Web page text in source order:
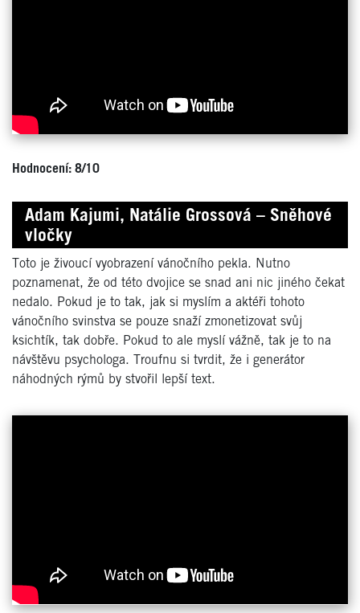
Hodnocení: 8/10
Adam Kajumi, Natálie Grossová – Sněhové
vločky
Toto je živoucí vyobrazení vánočního pekla. Nutno
poznamenat, že od této dvojice se snad ani nic jiného čekat
nedalo. Pokud je to tak, jak si myslím a aktéři tohoto
vánočního svinstva se pouze snaží zmonetizovat svůj
ksichtík, tak dobře. Pokud to ale myslí vážně, tak je to na
návštěvu psychologa. Troufnu si tvrdit, že i generátor
náhodných rýmů by stvořil lepší text.